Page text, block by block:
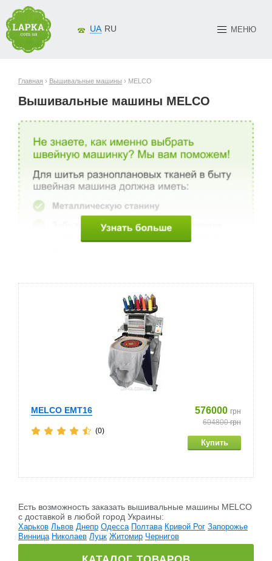
МЕНЮ
UA RU
Главная › Вышивальные машины › MELCO
Вышивальные машины MELCO
MELCO EMT16 576000 грн
604800грн
(0)
Есть возможность заказать вышивальные машины MELCO
c доставкой в любой город Украины:
Харьков Львов Днепр Одесса Полтава Кривой Рог Запорожье
Винница Николаев Луцк Житомир Чернигов